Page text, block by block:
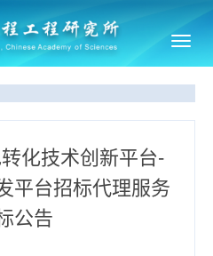
化技术创新平台-
平台招标代理服务
公告